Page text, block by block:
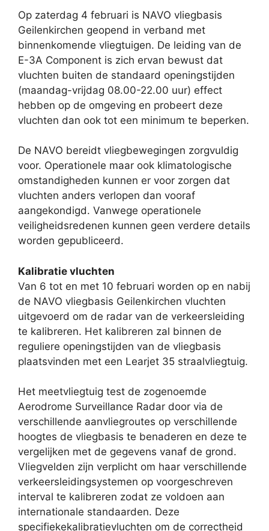
Op zaterdag 4 februari is NAVO vliegbasis
Geilenkirchen geopend in verband met
binnenkomende vliegtuigen. De leiding van de
E-3A Component is zich ervan bewust dat
vluchten buiten de standaard openingstijden
(maandag-vrijdag 08.00-22.00 uur) effect
hebben op de omgeving en probeert deze
vluchten dan ook tot een minimum te beperken.
De NAVO bereidt vliegbewegingen zorgvuldig
voor. Operationele maar ook klimatologische
omstandigheden kunnen er voor zorgen dat
vluchten anders verlopen dan vooraf
aangekondigd. Vanwege operationele
veiligheidsredenen kunnen geen verdere details
worden gepubliceerd.
Kalibratie vluchten
Van 6 tot en met 10 februari worden op en nabij
de NAVO vliegbasis Geilenkirchen vluchten
uitgevoerd om de radar van de verkeersleiding
te kalibreren. Het kalibreren zal binnen de
reguliere openingstijden van de vliegbasis
plaatsvinden met een Learjet 35 straalvliegtuig.
Het meetvliegtuig test de zogenoemde
Aerodrome Surveillance Radar door via de
verschillende aanvliegroutes op verschillende
hoogtes de vliegbasis te benaderen en deze te
vergelijken met de gegevens vanaf de grond.
Vliegvelden zijn verplicht om haar verschillende
verkeersleidingsystemen op voorgeschreven
interval te kalibreren zodat ze voldoen aan
internationale standaarden. Deze
specifiekekalibratievluchten om de correctheid